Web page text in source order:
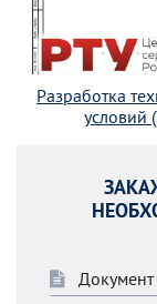
Разработка
условий